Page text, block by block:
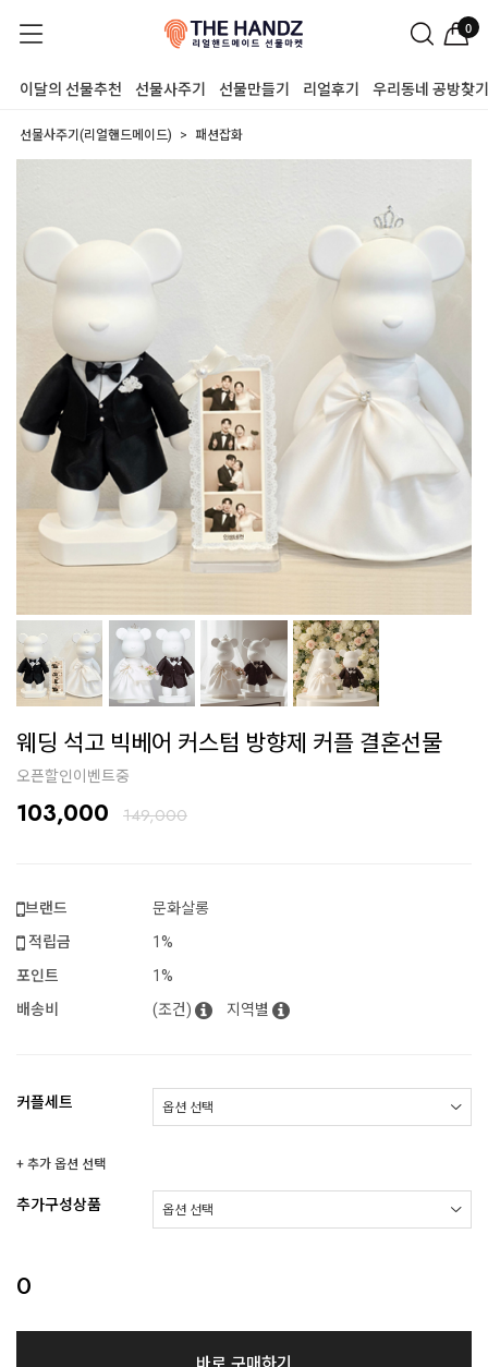
0
이달의 선물추천 선물사주기 선물만들기 리얼후기 우리동네 공방찾기
선물사주기(리얼핸드메이드) 패션잡화
웨딩 석고 빅베어 커스텀 방향제 커플 결혼선물
오픈할인이벤트중
103,000 149,000
브랜드
문화살롱
적립금
1%
포인트
1%
배송비
(조건) 지역별
커플세트
+ 추가 옵션 선택
추가구성상품
0